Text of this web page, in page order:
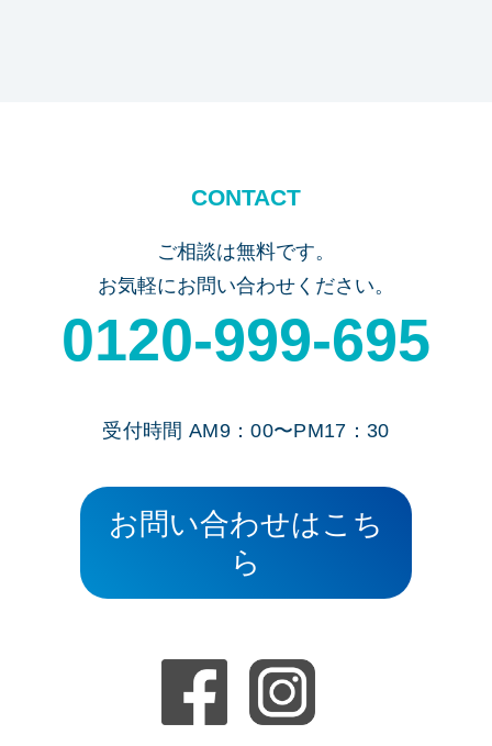
CONTACT
ご相談は無料です。
お気軽にお問い合わせください。
0120-999-695
受付時間 AM9：00〜PM17：30
お問い合わせはこち
ら